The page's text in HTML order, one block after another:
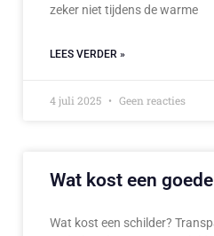
zeker niet tijdens de warme
LEES VERDER »
4 juli 2025 Geen reacties
Wat kost een
Wat kost een schilder?